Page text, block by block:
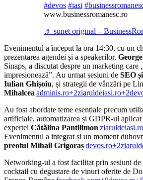
#devos #iasi
www.businessromanesc.ro
♬ sunet original –
Evenimentul a început la ora 14:30, cu un
prezentarea agendei și a speakerilor.
Sinaps, a discutat despre un marketing care
impresionează”. Au urmat sesiuni de SEO
Iulian Ghișoiu, și strategii de vânzări pe
Mihalcea
Au fost abordate teme esențiale precum
artificiale, automatizarea și GDPR‑ul
expertei Cătălina Pantilimon
Evenimentul a integrat și un moment
preotul Mihail Grigoraș
Networking-ul a fost facilitat prin sesiuni de
cocktail cu degustare de vinuri oferite de